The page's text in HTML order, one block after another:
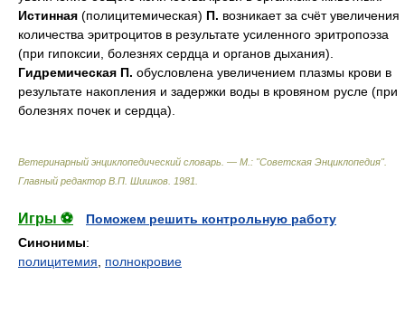
Истинная (полицитемическая) П. возникает за счёт увеличения
количества эритроцитов в результате усиленного эритропоэза
(при гипоксии, болезнях сердца и органов дыхания).
Гидремическая П. обусловлена увеличением плазмы крови в
результате накопления и задержки воды в кровяном русле (при
болезнях почек и сердца).
Ветеринарный энциклопедический словарь. — М.: "Советская Энциклопедия".
Главный редактор В.П. Шишков 1981
Игры ⚽
Поможем решить контрольную работу
Синонимы:
полицитемия
полнокровие